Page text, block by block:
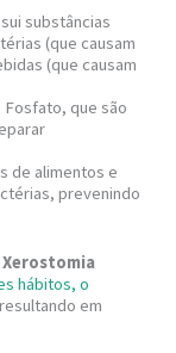
substâncias
(que causam
(que causam
Fosfato, que são
de alimentos e
prevenindo
Xerostomia
hábitos, o
em